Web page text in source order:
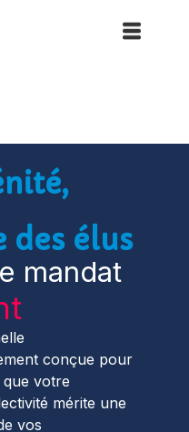
des élus
mandat
conçue pour
votre
mérite une
vos